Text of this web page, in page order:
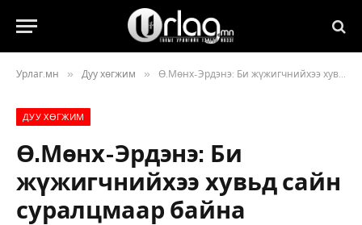
Урлаг.мн » Дуу хөгжим » Ө.Мөнх-Эрдэнэ: Би жүжигчнийхээ хувьд сайн суралцмаар байна
ДУУ ХӨГЖИМ
Ө.Мөнх-Эрдэнэ: Би
жүжигчнийхээ хувьд сайн
суралцмаар байна